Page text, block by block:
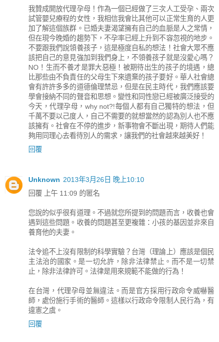
我贊成開放代理孕母！作為一個已經做了三次人工受孕、兩次
試管嬰兒療程的女性，我相信我會比其他可以正常生育的人更
加了解這個族群。已婚夫妻渴望擁有自己的血脈是人之常情，
但在現今晚婚的趨勢下，不孕率已經上升到不容忽視的地步。
不要跟我們說領養孩子，這是極度自私的想法！社會大眾不應
該把自己的意見強加到我們身上，不領養孩子就是沒愛心嗎？
NO！生而不養才是罪大惡極！被期待出生的孩子的境遇，總
比那些由不負責任的父母生下來遺棄的孩子要好。華人社會總
會有許許多多的道德倫理禁忌，但是在民主時代，我們應該要
學會接納不同的聲音和思想。變性和同性戀已經被廣泛接受的
今天，代理孕母，why not?!每個人都有自己獨特的想法，但
千萬不要以己度人，自己不需要的就想當然的認為別人也不應
該擁有。社會在不停的進步，新事物會不斷出現，期待人們能
夠用同理心去看待別人的需求，讓我們的社會越來越美好！
回覆
Unknown 2013年3月26日 晚上10:10
回覆 上午 11:09 的匿名
您說的似乎很有道理。不過就您所提到的問題而言，收養也會
遇到這些問題。收養的問題甚至更複雜：小孩的基因並非來自
養育他的夫妻。
法令追不上沒有限制的科學實驗？台灣（理論上）應該是個民
主法治的國家。是一切允許，除非法律禁止。而不是一切禁
止，除非法律許可。法律是用來規範不能做的行為！
在台灣，代理孕母並無違法。而是官方採用行政命令威嚇醫
師，處份施行手術的醫師。這樣以行政命令限制人民行為，有
違憲之虞。
回覆